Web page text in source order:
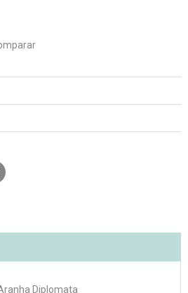
Diplomata